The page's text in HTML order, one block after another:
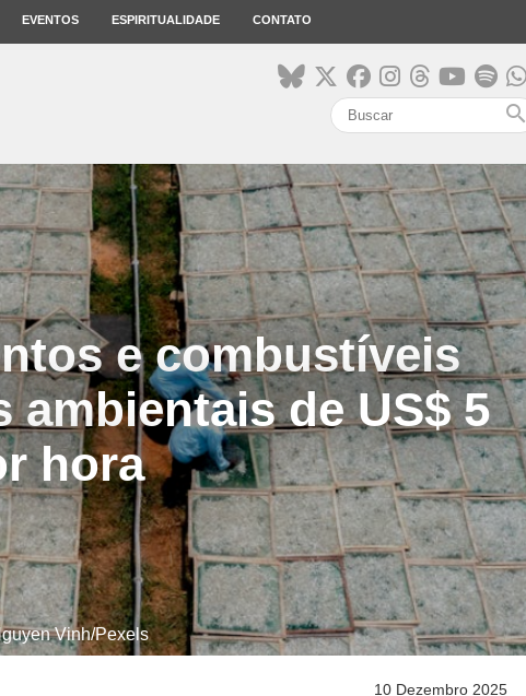
EVENTOS ESPIRITUALIDADE CONTATO
search
e combustíveis
de US$ 5
hora
Vinh/Pexels
10 Dezembro 2025